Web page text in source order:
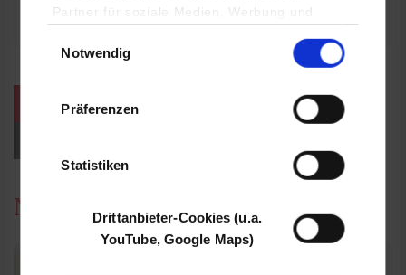
Partner für soziale Medien, Werbung und
YouTube, Google Maps) führen diese
Daten zusammen, die Sie ihnen bereitgestellt
haben oder die sie im Rahmen Ihrer Nutzung
Notwendig
Präferenzen
Statistiken
Drittanbieter-Cookies (u.a.
YouTube, Google Maps)
weitere Veranstaltungen / Termine
News